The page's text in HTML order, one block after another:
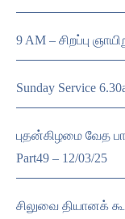
9 AM – சிறப்பு
Sunday Service
புதன்கிழமை வேத
Part49 – 12/03/25
சிலுவை தியானக்